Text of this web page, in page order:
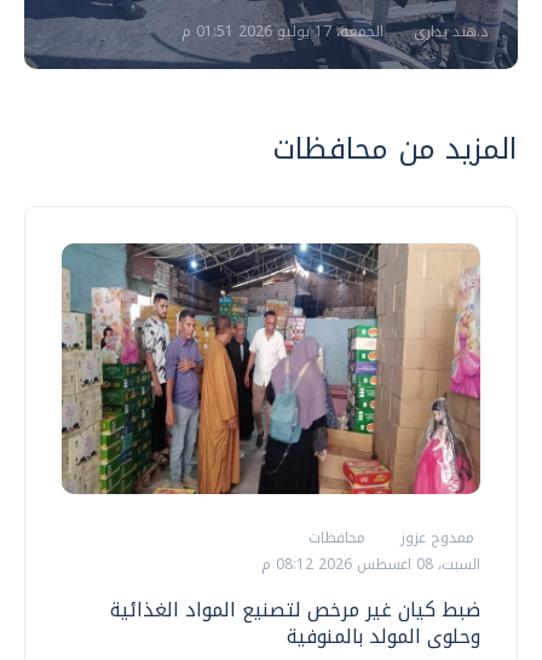
د.هند بدارى الجمعة، 17 يوليو 2026 01:51 م
المزيد من محافظات
ممدوح عزوز
محافظات
السبت، 08 اغسطس 2026 08:12 م
ضبط كيان غير مرخص لتصنيع المواد الغذائية
وحلوى المولد بالمنوفية